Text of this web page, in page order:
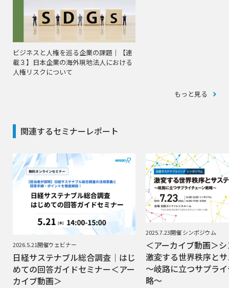
ビジネスと人権を巡る企業の課題｜【連
載３】日本企業の海外現地法人における
人権リスクについて
もっと見る
関連するセミナーレポート
2026.5.21開催ウェビナー
日経サステナブル総合調査｜はじ
めての回答ガイドセミナー＜アー
カイブ動画＞
2025.7.23開催 シンポジウム
＜アーカイブ動画＞
激変する世界秩序と
～岐路に立つサプラ
略～